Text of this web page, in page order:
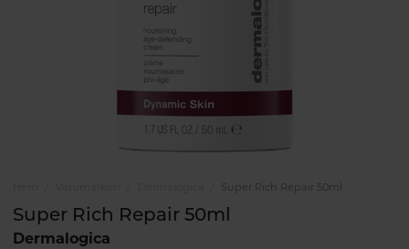
Super Rich Repair 50ml
Super Rich Repair 50ml
Dermalogica